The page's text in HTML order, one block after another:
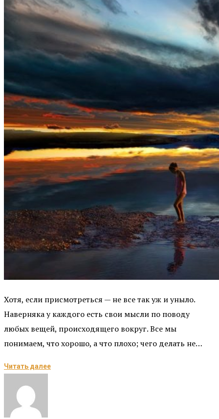
Хотя, если присмотреться — не все так уж и уныло.
Наверняка у каждого есть свои мысли по поводу
любых вещей, происходящего вокруг. Все мы
понимаем, что хорошо, а что плохо; чего делать не…
Читать далее